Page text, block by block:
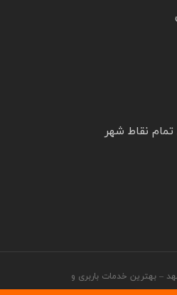
نقاط شهر
مشهد – بهترین خدمات باربری و